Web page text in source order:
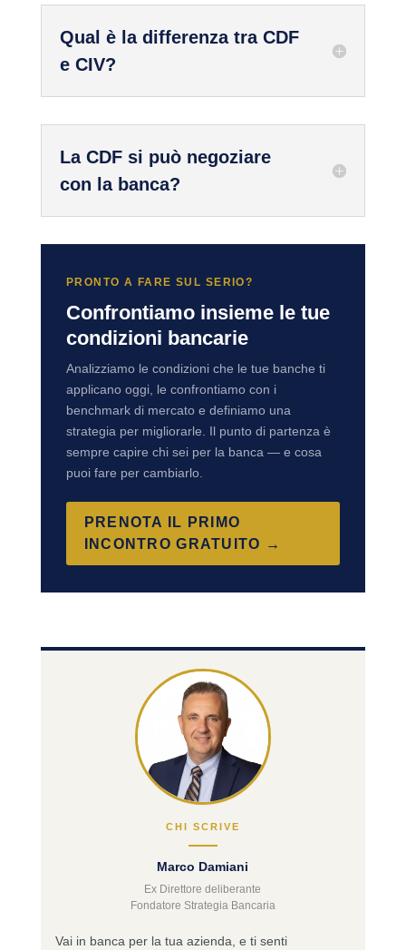
Qual è la differenza tra CDF
e CIV?
La CDF si può negoziare
con la banca?
PRONTO A FARE SUL SERIO?
Confrontiamo insieme le tue
condizioni bancarie
Analizziamo le condizioni che le tue banche ti
applicano oggi, le confrontiamo con i
benchmark di mercato e definiamo una
strategia per migliorarle. Il punto di partenza è
sempre capire chi sei per la banca — e cosa
puoi fare per cambiarlo.
PRENOTA IL PRIMO
INCONTRO GRATUITO →
CHI SCRIVE
Marco Damiani
Ex Direttore deliberante
Fondatore Strategia Bancaria
Vai in banca per la tua azienda, e ti senti